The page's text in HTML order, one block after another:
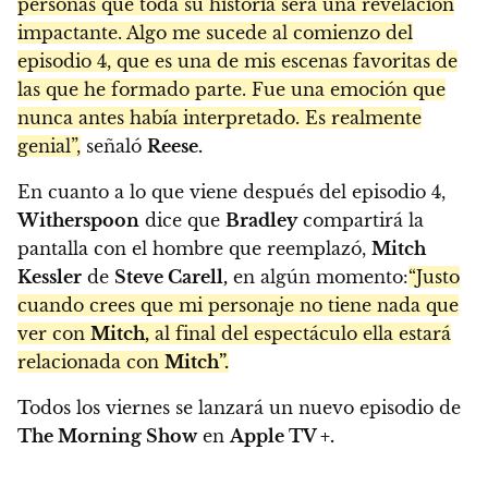
personas que toda su historia será una revelación
impactante. Algo me sucede al comienzo del
episodio 4, que es una de mis escenas favoritas de
las que he formado parte. Fue una emoción que
nunca antes había interpretado. Es realmente
genial”, señaló Reese.
En cuanto a lo que viene después del episodio 4,
Witherspoon dice que Bradleycompartirá la
pantalla con el hombre que reemplazó, Mitch
Kessler de Steve Carell, en algún momento:“Justo
cuando crees que mi personaje no tiene nada que
ver con Mitch, al final del espectáculo ella estará
relacionada con Mitch”.
Todos los viernes se lanzará un nuevo episodio de
The Morning ShowenApple TV +.